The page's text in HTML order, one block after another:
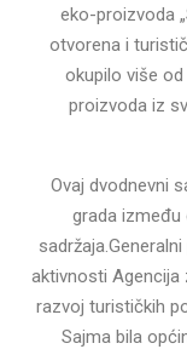
eko-proizvoda
otvorena i
okupilo više
proizvoda iz
Ovaj dvodnevni
grada između
aktivnosti Agencija
razvoj turističkih
Sajma bila